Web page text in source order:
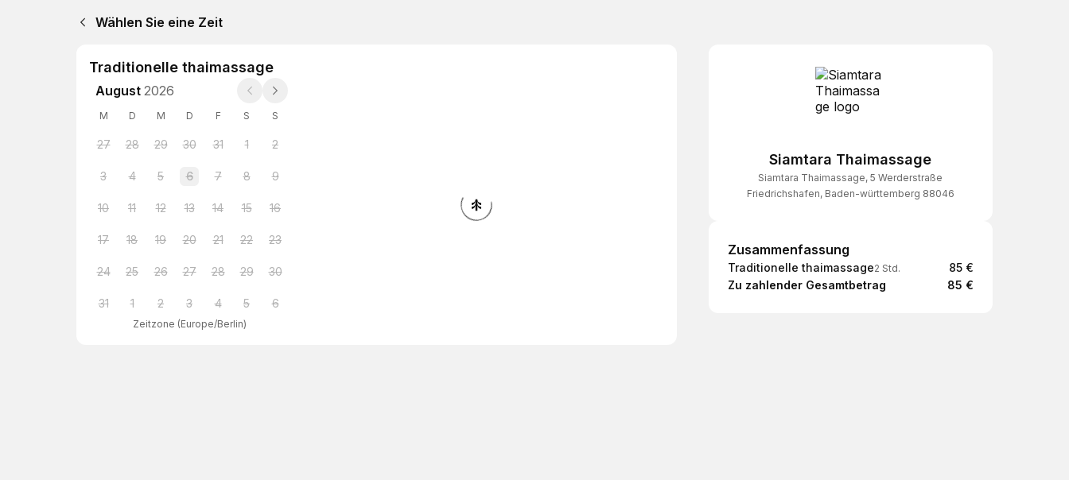
Wählen Sie eine Zeit
Traditionelle thaimassage
August 2026
M D M D F S S
27 28 29 30 31 1 2
3 4 5 6 7 8 9
10 11 12 13 14 15 16
17 18 19 20 21 22 23
24 25 26 27 28 29 30
31 1 2 3 4 5 6
Zeitzone (Europe/Berlin)
Siamtara Thaimassage
Siamtara Thaimassage, 5 Werderstraße
Friedrichshafen, Baden-württemberg 88046
Zusammenfassung
Zusammenfassung
Traditionelle thaimassage2 Std.
85 €
Zu zahlender Gesamtbetrag
85 €